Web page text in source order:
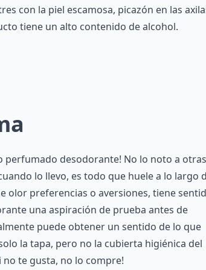
con la piel escamosa, picazón en las
tiene un alto contenido de alcohol.
perfumado desodorante! No lo noto a otras
lo llevo, es todo que huele a lo largo
olor preferencias o aversiones, tiene
una aspiración de prueba antes de
puede obtener un sentido de lo que
la tapa, pero no la cubierta higiénica del
no te gusta, no lo compre!